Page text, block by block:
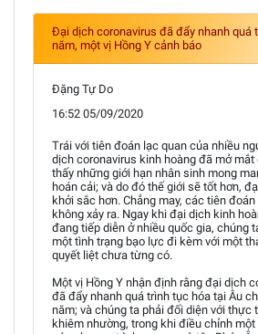
Đại dịch coronavirus đã đẩy nhanh quá
năm, một vị Hồng Y cảnh báo
Đặng Tự Do
16:52 05/09/2020
Trái với tiên đoán lạc quan của nhiều
dịch coronavirus kinh hoàng đã mở
thấy những giới hạn nhân sinh mong
hoán cải; và do đó thế giới sẽ tốt hơn,
khởi sắc hơn. Chẳng may, các tiên
không xảy ra. Ngay khi đại dịch kinh
đang tiếp diễn ở nhiều quốc gia, chúng
một tình trạng bạo lực đi kèm với một
quyết liệt chưa từng có.
Một vị Hồng Y nhận định rằng đại dịch
đã đẩy nhanh quá trình tục hóa tại Âu
năm; và chúng ta phải đối diện với thực
khiêm nhường, trong khi điều chỉnh